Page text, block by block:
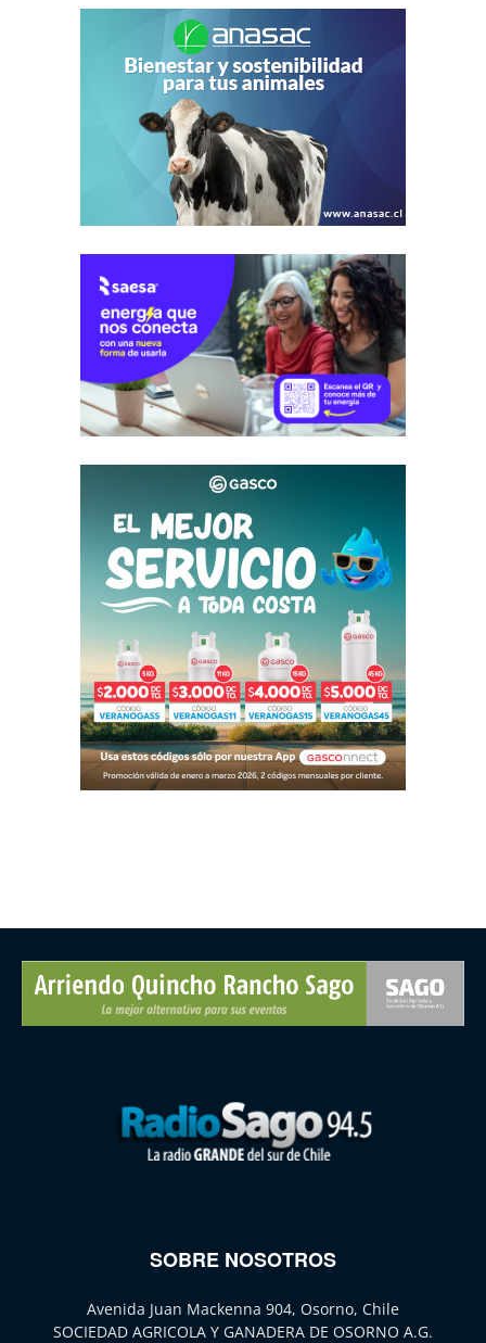
SOBRE NOSOTROS
Avenida Juan Mackenna 904, Osorno, Chile
SOCIEDAD AGRICOLA Y GANADERA DE OSORNO A.G.